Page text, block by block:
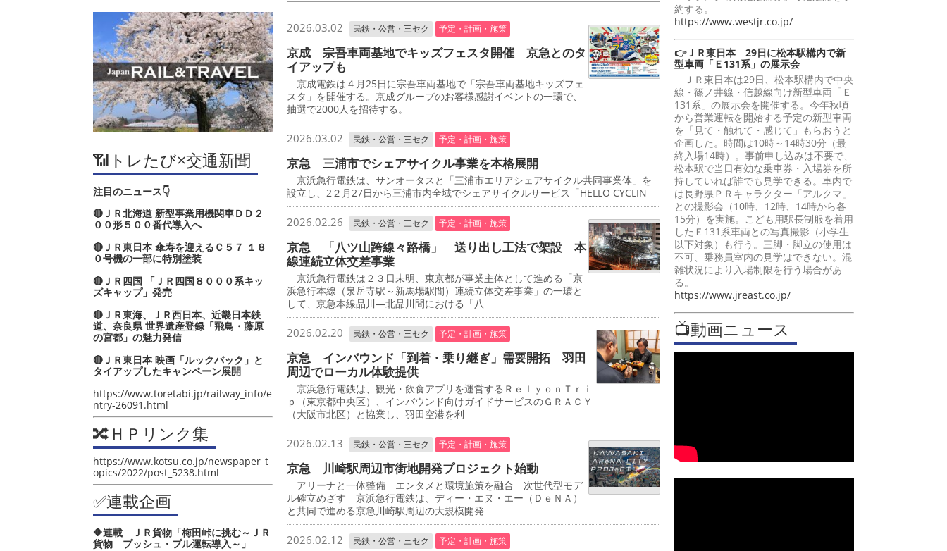
📶トレたび×交通新聞
注目のニュース👇
🔴ＪＲ北海道 新型事業用機関車ＤＤ２
００形５００番代導入へ
🔴ＪＲ東日本 傘寿を迎えるＣ５７ １８
０号機の一部に特別塗装
🔴ＪＲ四国 「ＪＲ四国８０００系キッ
ズキャップ」発売
🔴ＪＲ東海、ＪＲ西日本、近畿日本鉄
道、奈良県 世界遺産登録「飛鳥・藤原
の宮都」の魅力発信
🔴ＪＲ東日本 映画「ルックバック」と
タイアップしたキャンペーン展開
https://www.toretabi.jp/railway_info/e
ntry-26091.html
🔀ＨＰリンク集
https://www.kotsu.co.jp/newspaper_t
opics/2022/post_5238.html
✅連載企画
🔶連載 ＪＲ貨物「梅田峠に挑む～ＪＲ
貨物 プッシュ・プル運転導入～」
2026.03.02 民鉄・公営・三セク 予定・計画・施策
京成 宗吾車両基地でキッズフェスタ開催 京急とのタ
イアップも
京成電鉄は４月25日に宗吾車両基地で「宗吾車両基地キッズフェ
スタ」を開催する。京成グループのお客様感謝イベントの一環で、
抽選で2000人を招待する。
2026.03.02 民鉄・公営・三セク 予定・計画・施策
京急 三浦市でシェアサイクル事業を本格展開
京浜急行電鉄は、サンオータスと「三浦市エリアシェアサイクル共同事業体」を
設立し、2２月27日から三浦市内全域でシェアサイクルサービス「HELLO CYCLIN
2026.02.26 民鉄・公営・三セク 予定・計画・施策
京急 「八ツ山跨線々路橋」 送り出し工法で架設 本
線連続立体交差事業
京浜急行電鉄は２３日未明、東京都が事業主体として進める「京
浜急行本線（泉岳寺駅～新馬場駅間）連続立体交差事業」の一環と
して、京急本線品川―北品川間における「八
2026.02.20 民鉄・公営・三セク 予定・計画・施策
京急 インバウンド「到着・乗り継ぎ」需要開拓 羽田
周辺でローカル体験提供
京浜急行電鉄は、観光・飲食アプリを運営するＲｅｌｙｏｎＴｒｉ
ｐ（東京都中央区）、インバウンド向けガイドサービスのＧＲＡＣＹ
（大阪市北区）と協業し、羽田空港を利
2026.02.13 民鉄・公営・三セク 予定・計画・施策
京急 川崎駅周辺市街地開発プロジェクト始動
アリーナと一体整備 エンタメと環境施策を融合 次世代型モデ
ル確立めざす 京浜急行電鉄は、ディー・エヌ・エー（ＤｅＮＡ）
と共同で進める京急川崎駅周辺の大規模開発
2026.02.12 民鉄・公営・三セク 予定・計画・施策
約する。
https://www.westjr.co.jp/
👉ＪＲ東日本 29日に松本駅構内で新
型車両「Ｅ131系」の展示会
ＪＲ東日本は29日、松本駅構内で中央
線・篠ノ井線・信越線向け新型車両「Ｅ
131系」の展示会を開催する。今年秋頃
から営業運転を開始する予定の新型車両
を「見て・触れて・感じて」もらおうと
企画した。時間は10時～14時30分（最
終入場14時）。事前申し込みは不要で、
松本駅で当日有効な乗車券・入場券を所
持していれば誰でも見学できる。車内で
は長野県ＰＲキャラクター「アルクマ」
との撮影会（10時、12時、14時から各
15分）を実施。こども用駅長制服を着用
したＥ131系車両との写真撮影（小学生
以下対象）も行う。三脚・脚立の使用は
不可、乗務員室内の見学はできない。混
雑状況により入場制限を行う場合があ
る。
https://www.jreast.co.jp/
📺動画ニュース